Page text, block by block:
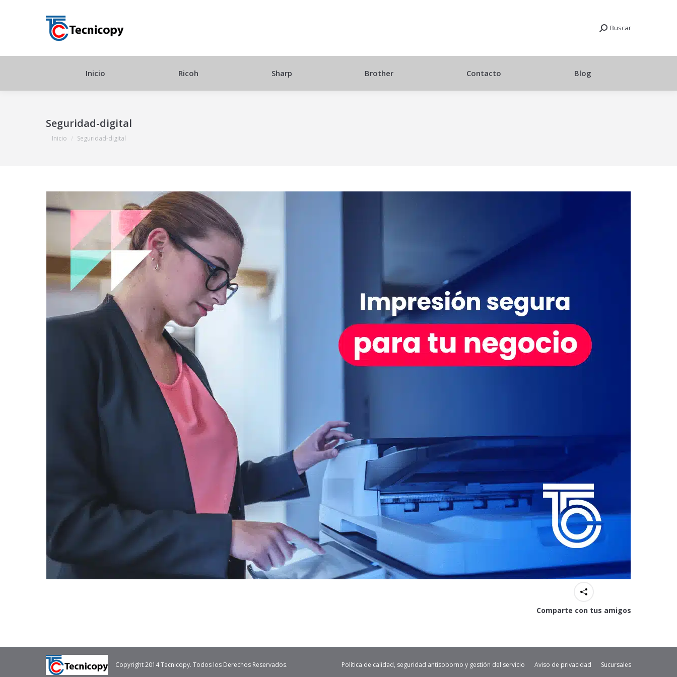
Buscar
Inicio Ricoh Sharp Brother Contacto Blog
Seguridad-digital
Estás aquí:
Inicio Seguridad-digital
Comparte con tus amigos
Copyright 2014 Tecnicopy. Todos los Derechos Reservados. Política de calidad, seguridad antisoborno y gestión del servicio Aviso de privacidad Sucursales